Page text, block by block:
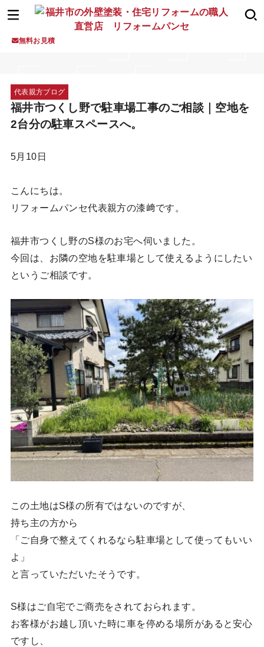
無料お見積
代表親方ブログ
福井市つくし野で駐車場工事のご相談｜空地を
2台分の駐車スペースへ。
5月10日
こんにちは。
リフォームパンセ代表親方の漆﨑です。
福井市つくし野のS様のお宅へ伺いました。
今回は、お隣の空地を駐車場として使えるようにしたい
というご相談です。
この土地はS様の所有ではないのですが、
持ち主の方から
「ご自身で整えてくれるなら駐車場として使ってもいい
よ」
と言っていただいたそうです。
S様はご自宅でご商売をされておられます。
お客様がお越し頂いた時に車を停める場所があると安心
ですし、